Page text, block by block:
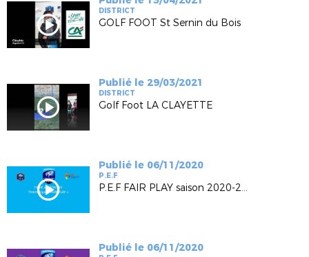
DISTRICT
GOLF FOOT St Sernin du Bois
Publié le 29/03/2021
DISTRICT
Golf Foot LA CLAYETTE
Publié le 06/11/2020
P.E.F
P.E.F FAIR PLAY saison 2020-2021
Publié le 06/11/2020